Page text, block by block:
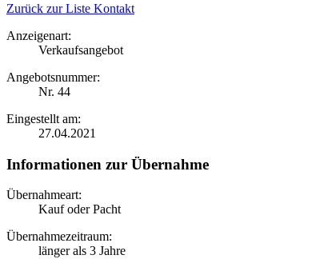
Zurück zur Liste Kontakt
Anzeigenart:
Verkaufsangebot
Angebotsnummer:
Nr. 44
Eingestellt am:
27.04.2021
Informationen zur Übernahme
Übernahmeart:
Kauf oder Pacht
Übernahmezeitraum:
länger als 3 Jahre